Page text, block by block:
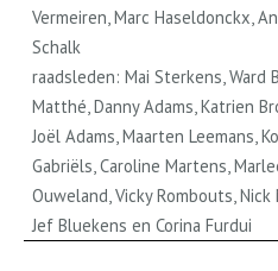
Vermeiren, Marc Haseldonckx,
Schalk
raadsleden: Mai Sterkens, Ward
Matthé, Danny Adams, Katrien
Joël Adams, Maarten Leemans,
Gabriëls, Caroline Martens,
Ouweland, Vicky Rombouts,
Jef Bluekens en Corina Furdui